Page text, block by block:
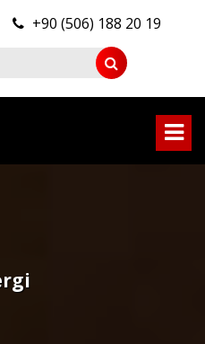
+90 (506) 188 20 19